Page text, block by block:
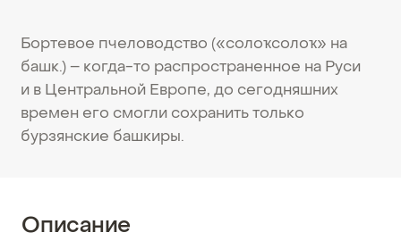
Бортевое пчеловодство («солоҡсолоҡ» на
башк.) – когда-то распространенное на Руси
и в Центральной Европе, до сегодняшних
времен его смогли сохранить только
бурзянские башкиры.
Описание